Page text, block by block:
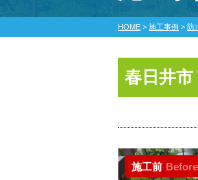
HOME > 施工事例 > 防
春日井
施工前 Before